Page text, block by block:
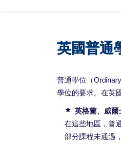
英國普通
普通學位（
學位的要求。在英
英格蘭、威爾
在這些地區，普
部分課程未通過